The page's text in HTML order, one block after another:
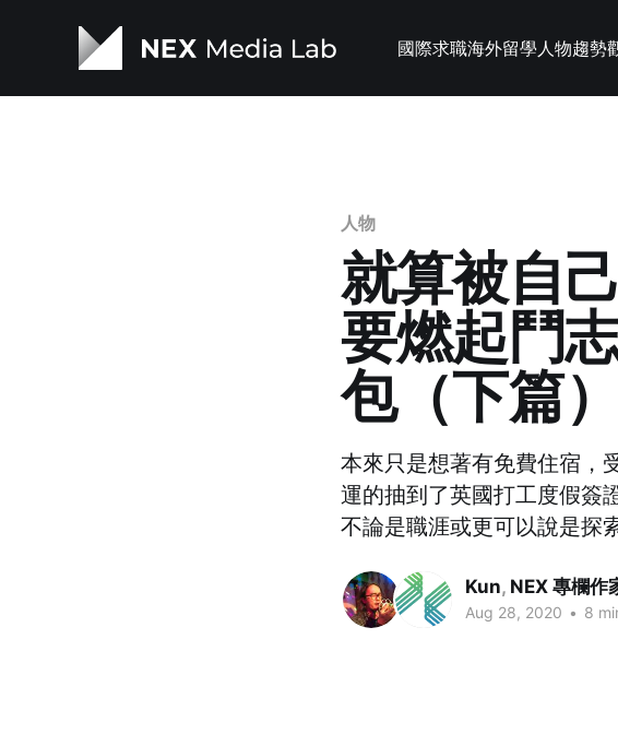
國際求職海外留學人物趨勢
人物
就算被自
要燃起鬥
包（下篇）
本來只是想著有免費住宿，
運的抽到了英國打工度假簽
不論是職涯或更可以說是探
Kun, NEX 專欄作
Aug 28, 2020 • 8